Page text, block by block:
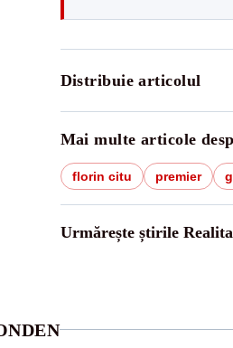
Distribuie articolul
Mai multe articole
florin citu premier
Urmărește știrile